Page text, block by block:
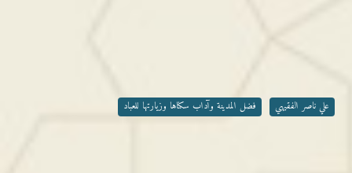
علي ناصر الفقيهي فضل المدينة وآداب سكناها وزيارتها للعباد